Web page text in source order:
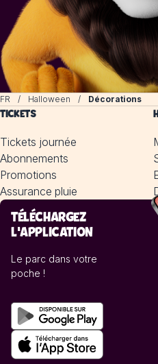
FR Halloween Décorations
TICKETS
Tickets journée
Abonnements
Promotions
Assurance pluie
TÉLÉCHARGEZ
L'APPLICATION
Le parc dans votre
poche !